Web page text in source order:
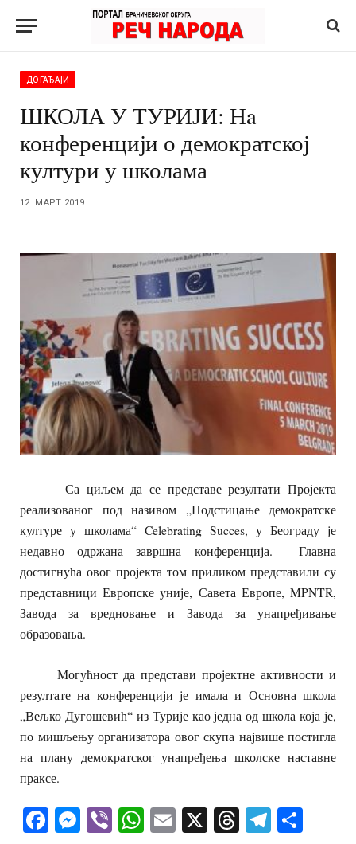
ДОГАЂАЈИ
ШКОЛА У ТУРИЈИ: Нa
конференцији о демократској
култури у школама
12. МАРТ 2019.
Са циљем да се представе резултати Пројекта
реализованог под називом „Подстицање демократске
културе у школама“ Celebrating Succes, у Београду је
недавно одржана завршна конференција. Главна
достигнућа овог пројекта том приликом представили су
представници Европске уније, Савета Европе, MPNTR,
Завода за вредновање и Завода за унапређивање
образовања.
Могућност да представи пројектне активности и
резултате на конференцији је имала и Основна школа
„Вељко Дугошевић“ из Турије као једна од школа која је,
по мишљењу организатора овог скупа највише постигла
на плану демократског унапређења школске наставне
праксе.
Facebook
Messenger
ViberWhatsApp
Email
X Threads